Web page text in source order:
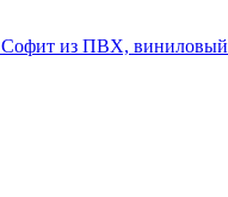
Софит из ПВХ, виниловый